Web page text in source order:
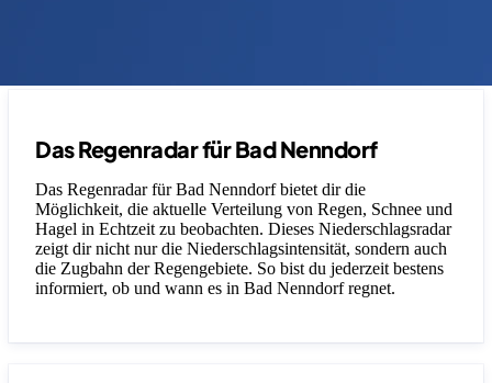
Das Regenradar für Bad Nenndorf
Das Regenradar für Bad Nenndorf bietet dir die
Möglichkeit, die aktuelle Verteilung von Regen, Schnee und
Hagel in Echtzeit zu beobachten. Dieses Niederschlagsradar
zeigt dir nicht nur die Niederschlagsintensität, sondern auch
die Zugbahn der Regengebiete. So bist du jederzeit bestens
informiert, ob und wann es in Bad Nenndorf regnet.